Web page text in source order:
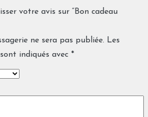
votre avis sur “Bon cadeau
ne sera pas publiée. Les
indiqués avec *